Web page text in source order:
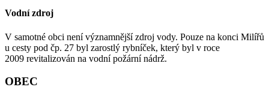
Vodní zdroj
V samotné obci není významnější zdroj vody. Pouze na konci Milířů
u cesty pod čp. 27 byl zarostlý rybníček, který byl v roce
2009 revitalizován na vodní požární nádrž.
OBEC